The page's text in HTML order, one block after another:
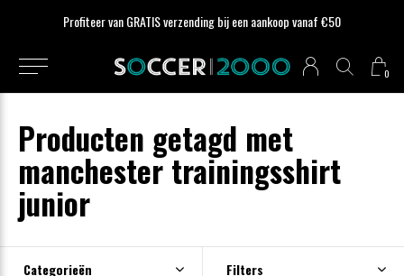
0
Profiteer van GRATIS verzending bij een aankoop vanaf €50
Producten getagd met
manchester trainingsshirt
junior
Categorieën Filters